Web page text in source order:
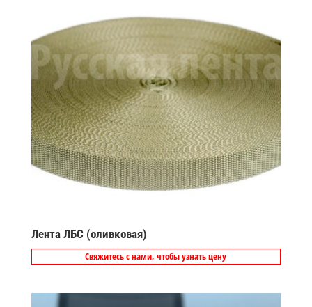
Лента ЛБС (оливковая)
Свяжитесь с нами, чтобы узнать цену